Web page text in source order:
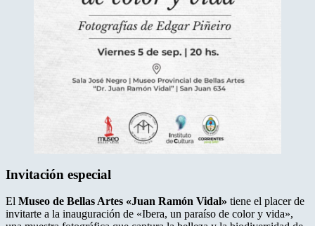
Invitación especial
El Museo de Bellas Artes «Juan Ramón Vidal» tiene el placer de
invitarte a la inauguración de «Ibera, un paraíso de color y vida»,